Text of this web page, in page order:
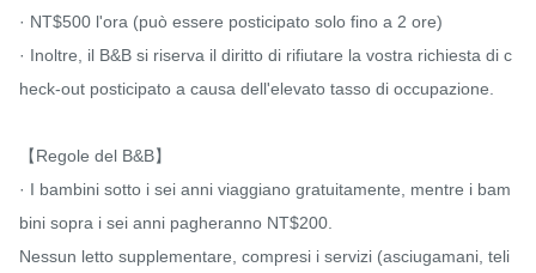
· NT$500 l'ora (può essere posticipato solo fino a 2 ore)
· Inoltre, il B&B si riserva il diritto di rifiutare la vostra richiesta di c
heck-out posticipato a causa dell'elevato tasso di occupazione.
【Regole del B&B】
· I bambini sotto i sei anni viaggiano gratuitamente, mentre i bam
bini sopra i sei anni pagheranno NT$200.
Nessun letto supplementare, compresi i servizi (asciugamani, teli